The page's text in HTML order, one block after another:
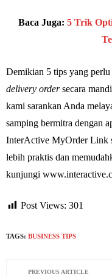
Baca Juga: 5 Trik
Demikian 5 tips yang
delivery ordersecara
kami sarankan Anda
samping bermitra dengan
InterActive MyOrder Link
lebih praktis dan
kunjungi
Post Views: 301
TAGS: BUSINESS TIPS
PREVIOUS ARTICLE